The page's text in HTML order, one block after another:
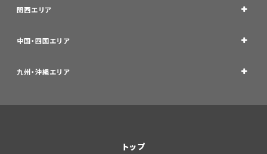
関西エリア
中国・四国エリア
九州・沖縄エリア
トップ